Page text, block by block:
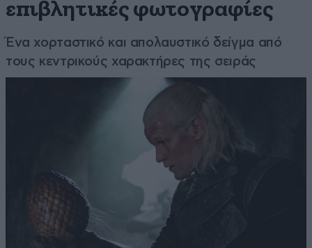
επιβλητικές φωτογραφίες
Ένα χορταστικό και απολαυστικό δείγμα από
τους κεντρικούς χαρακτήρες της σειράς